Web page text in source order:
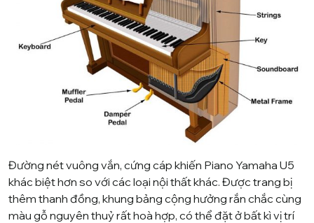
Đường nét vuông vắn, cứng cáp khiến Piano Yamaha U5
khác biệt hơn so với các loại nội thất khác. Được trang bị
thêm thanh đồng, khung bảng cộng hưởng rắn chắc cùng
màu gỗ nguyên thuỷ rất hoà hợp, có thể đặt ở bất kì vị trí